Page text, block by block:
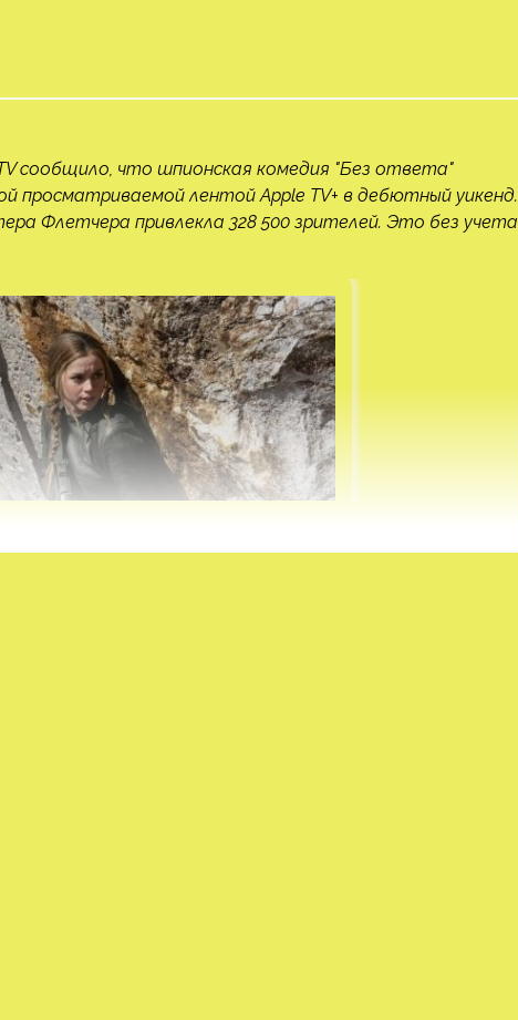
сообщило, что шпионская комедия "Без ответа"
просматриваемой лентой Apple TV+ в дебютный уикенд.
Флетчера привлекла 328 500 зрителей. Это без учета